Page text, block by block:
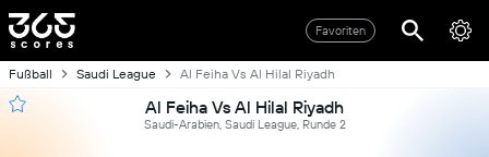
Favoriten
Fußball Saudi League Al Feiha Vs Al Hilal Riyadh
Al Feiha Vs Al Hilal Riyadh
Saudi-Arabien, Saudi League, Runde 2